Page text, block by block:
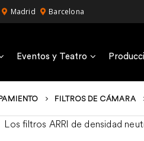
Madrid Barcelona
Eventos y Teatro
FILTROS DE CÁMARA
Los filtros ARRI de densidad